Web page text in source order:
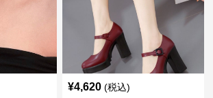
¥4,620 (税込)